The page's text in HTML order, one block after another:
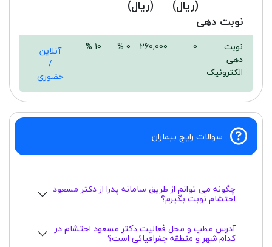
(ریال)
(ریال)
نوبت دهی
نوبت
دهی
الکترونیک
0
260,000
0 %
10 %
آنلاین
/
حضوری
سوالات رایج بیماران
چگونه می توانم از طریق سامانه پدرا از دکتر مسعود
احتشام نوبت بگیرم؟
آدرس مطب و محل فعالیت دکتر مسعود احتشام در
کدام شهر و منطقه جغرافیائی است؟